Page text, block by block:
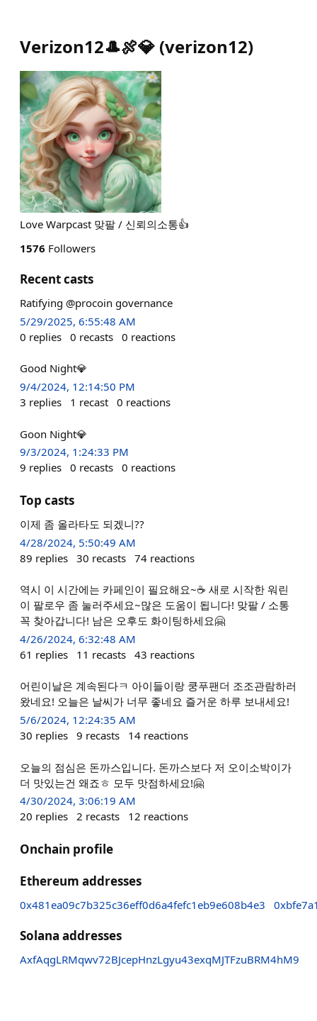
Verizon12🎩🍖💎 (verizon12)
Love Warpcast 맞팔 / 신뢰의소통👍
1576 Followers
Recent casts
Ratifying @procoin governance
5/29/2025, 6:55:48 AM
0 replies 0 recasts 0 reactions
Good Night💎
9/4/2024, 12:14:50 PM
3 replies 1 recast 0 reactions
Goon Night💎
9/3/2024, 1:24:33 PM
9 replies 0 recasts 0 reactions
Top casts
이제 좀 올라타도 되겠니??
4/28/2024, 5:50:49 AM
89 replies 30 recasts 74 reactions
역시 이 시간에는 카페인이 필요해요~☕️ 새로 시작한 워린
이 팔로우 좀 눌러주세요~많은 도움이 됩니다! 맞팔 / 소통
꼭 찾아갑니다! 남은 오후도 화이팅하세요🤗
4/26/2024, 6:32:48 AM
61 replies 11 recasts 43 reactions
어린이날은 계속된다ㅋ 아이들이랑 쿵푸팬더 조조관람하러
왔네요! 오늘은 날씨가 너무 좋네요 즐거운 하루 보내세요!
5/6/2024, 12:24:35 AM
30 replies 9 recasts 14 reactions
오늘의 점심은 돈까스입니다. 돈까스보다 저 오이소박이가
더 맛있는건 왜죠ㅎ 모두 맛점하세요!🤗
4/30/2024, 3:06:19 AM
20 replies 2 recasts 12 reactions
Onchain profile
Ethereum addresses
0x481ea09c7b325c36eff0d6a4fefc1eb9e608b4e3
Solana addresses
AxfAqgLRMqwv72BJcepHnzLgyu43exqMJTFzuBRM4hM9